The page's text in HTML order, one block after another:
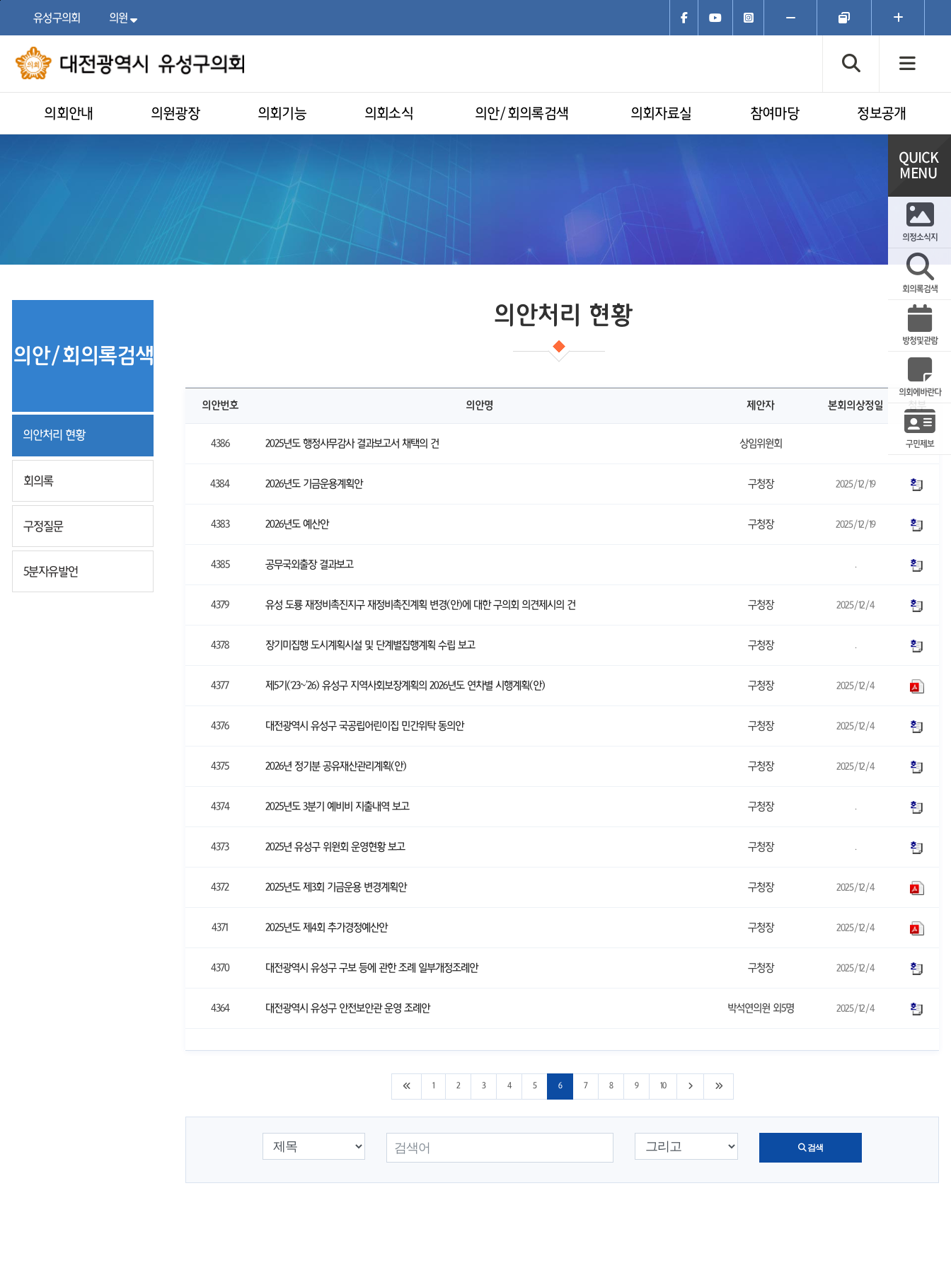
유성구의회 의원 목록
열기
페이스북유튜브 인스타그램폰트크기
폰트크기
폰트크기
검색창 열기
전체
의회안내 의원광장 의회기능 의회소식 의안/회의록검색 의회자료실 참여마당 정보공개
의안/회의록검색
의안처리 현황
회의록
구정질문
5분자유발언
의안처리 현황
의안번호 의안명 제안자 본회의상정일 첨부
4386 2025년도 행정사무감사 결과보고서 채택의 건 상임위원회
4384 2026년도 기금운용계획안 구청장 2025/12/19
4383 2026년도 예산안 구청장 2025/12/19
4385 공무국외출장 결과보고 .
4379 유성 도룡 재정비촉진지구 재정비촉진계획 변경(안)에 대한 구의회 의견제시의 건 구청장 2025/12/4
4378 장기미집행 도시계획시설 및 단계별집행계획 수립 보고 구청장 .
4377 제5기(‘23~'26) 유성구 지역사회보장계획의 2026년도 연차별 시행계획(안) 구청장 2025/12/4
4376 대전광역시 유성구 국공립어린이집 민간위탁 동의안 구청장 2025/12/4
4375 2026년 정기분 공유재산관리계획(안) 구청장 2025/12/4
4374 2025년도 3분기 예비비 지출내역 보고 구청장 .
4373 2025년 유성구 위원회 운영현황 보고 구청장 .
4372 2025년도 제3회 기금운용 변경계획안 구청장 2025/12/4
4371 2025년도 제4회 추가경정예산안 구청장 2025/12/4
4370 대전광역시 유성구 구보 등에 관한 조례 일부개정조례안 구청장 2025/12/4
4364 대전광역시 유성구 안전보안관 운영 조례안 박석연의원 외5명 2025/12/4
처음 페이지로 이동
1 2 3 4 5 6 7 8 9 10 다음 10페이지로 이동마지막 페이지로 이동
검색
의정소식지
회의록검색
방청및관람
의회에바란다
구민제보